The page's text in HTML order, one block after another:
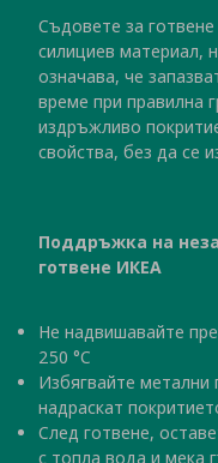
Съдовете за
силициев материал,
означава, че
време при правилна
издръжливо
свойства, без да се
Поддръжка на
готвене ИКЕА
Не надвишавайте
250 °C
Избягвайте
надраскат
След готвене,
с топла вода и мека